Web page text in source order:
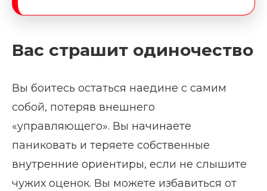
Вас страшит одиночество
Вы боитесь остаться наедине с самим
собой, потеряв внешнего
«управляющего». Вы начинаете
паниковать и теряете собственные
внутренние ориентиры, если не слышите
чужих оценок. Вы можете избавиться от